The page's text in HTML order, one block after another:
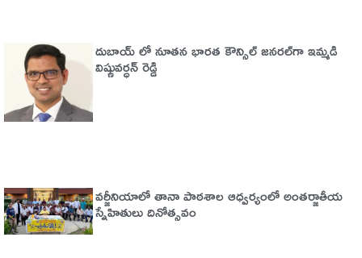
దుబాయ్ లో నూతన భారత కౌన్సిల్ జనరల్‌గా ఇమ్మడి
విష్ణువర్ధన్ రెడ్డి
వర్జీనియాలో తానా పాఠశాల ఆధ్వర్యంలో అంతర్జాతీయ
స్నేహితులు దినోత్సవం